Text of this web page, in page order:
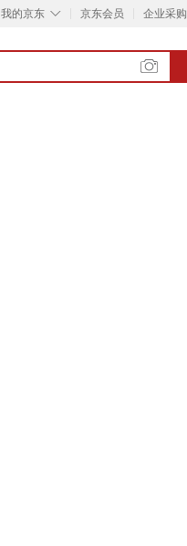
◇
我的京东 京东会员 企业采购